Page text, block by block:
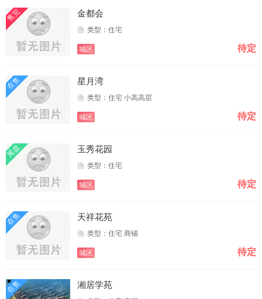
售完 金都会
类型：住宅
城区 待定
在售 星月湾
类型：住宅 小高高层
城区 待定
尾盘 玉秀花园
类型：住宅
城区 待定
在售 天祥花苑
类型：住宅 商铺
城区 待定
在售 湘居学苑